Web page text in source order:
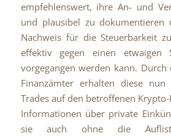
empfehlenswert, ihre An- und
und plausibel zu dokumentieren
Nachweis für die Steuerbarkeit
effektiv gegen einen etwaigen
vorgegangen werden kann.
Finanzämter erhalten diese
Trades auf den betroffenen
Informationen über private
sie auch ohne die